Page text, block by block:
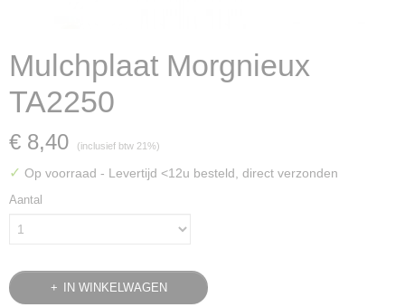
Mulchplaat Morgnieux
TA2250
€ 8,40 (inclusief btw 21%)
✓ Op voorraad - Levertijd <12u besteld, direct verzonden
Aantal
IN WINKELWAGEN